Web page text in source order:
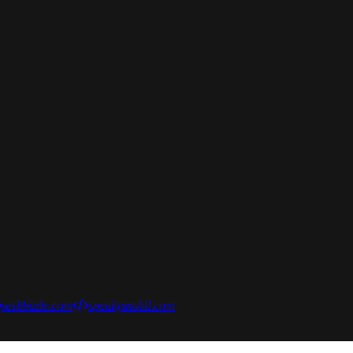
seslibizde.com
speakymobil.com